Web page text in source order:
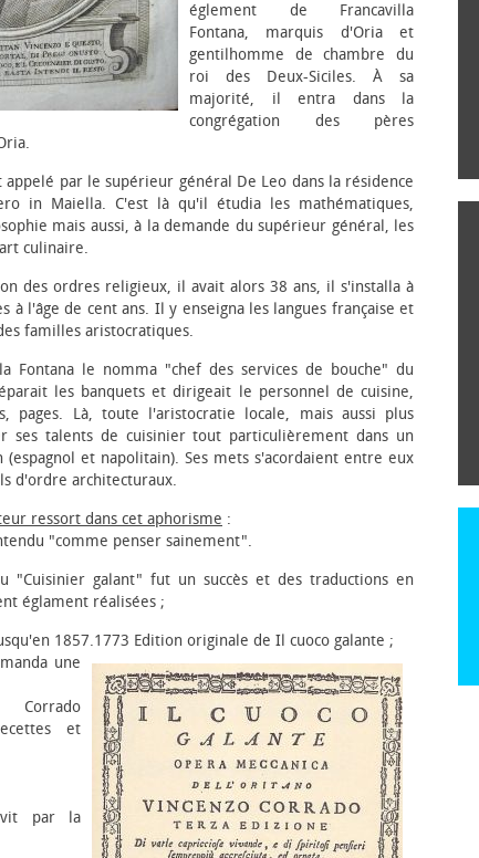
églement de Francavilla
Fontana, marquis d'Oria et
gentilhomme de chambre du
roi des Deux-Siciles. À sa
majorité, il entra dans la
congrégation des pères
par le supérieur général De Leo dans la résidence
in Maiella. C'est là qu'il étudia les mathématiques,
mais aussi, à la demande du supérieur général, les
culinaire.
des ordres religieux, il avait alors 38 ans, il s'installa à
à l'âge de cent ans. Il y enseigna les langues française et
familles aristocratiques.
Fontana le nomma "chef des services de bouche" du
les banquets et dirigeait le personnel de cuisine,
pages. Là, toute l'aristocratie locale, mais aussi plus
ses talents de cuisinier tout particulièrement dans un
et napolitain). Ses mets s'acordaient entre eux
d'ordre architecturaux.
ressort dans cet aphorisme :
"comme penser sainement".
"Cuisinier galant" fut un succès et des traductions en
églament réalisées ;
1857.1773 Edition originale de Il cuoco galante ;
une
Corrado
et
par la